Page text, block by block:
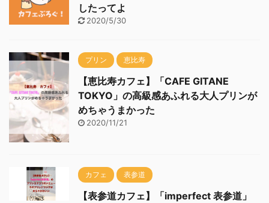
したってよ
2020/5/30
プリン 恵比寿
【恵比寿カフェ】「CAFE GITANE
TOKYO」の高級感あふれる大人プリンが
めちゃうまかった
2020/11/21
カフェ 表参道
【表参道カフェ】「imperfect 表参道」